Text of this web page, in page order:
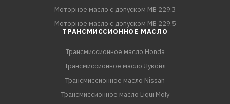
Моторное масло с допуском MB 229.3
Моторное масло с допуском MB 229.5
ТРАНСМИССИОННОЕ МАСЛО
Трансмиссионное масло Honda
Трансмиссионное масло Лукойл
Трансмиссионное масло Nissan
Трансмиссионное масло Liqui Moly